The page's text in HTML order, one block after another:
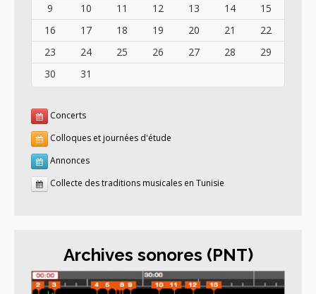
9
10 11 12 13 14
15
16
17 18 19 20 21
22
23
24 25 26 27 28
29
30
31
Concerts
Colloques et journées d'étude
Annonces
Collecte des traditions musicales en Tunisie
Archives sonores (PNT)